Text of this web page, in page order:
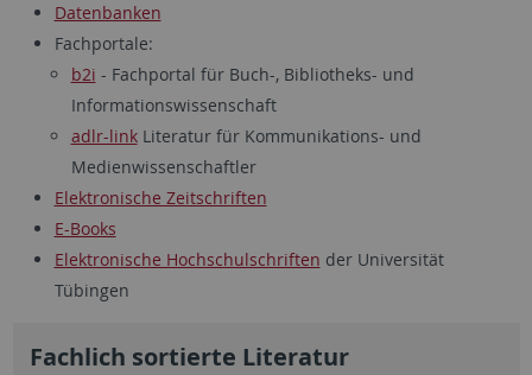
Datenbanken
Fachportale:
b2i - Fachportal für Buch-, Bibliotheks- und
Informationswissenschaft
adlr-linkLiteratur für Kommunikations- und
Medienwissenschaftler
Elektronische Zeitschriften
E-Books
Elektronische Hochschulschriften der Universität
Tübingen
Fachlich sortierte Literatur